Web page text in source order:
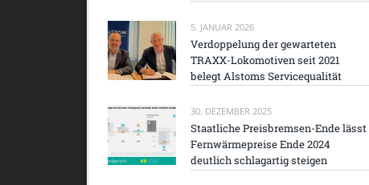
5. JANUAR 2026
Verdoppelung der gewarteten
TRAXX-Lokomotiven seit 2021
belegt Alstoms Servicequalität
30. DEZEMBER 2025
Staatliche Preisbremsen-Ende lässt
Fernwärmepreise Ende 2024
deutlich schlagartig steigen